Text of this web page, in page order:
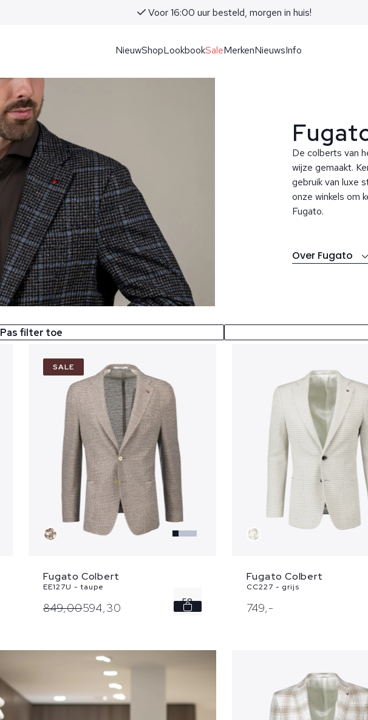
Voor 16:00 uur besteld, morgen in huis!
NieuwShopLookbookSaleMerkenNieuwsInfo
De colberts van
wijze gemaakt.
gebruik van luxe
onze winkels om
Fugato.
Over Fugato
Pas filter toe
SALE
Fugato Colbert
EE127U - taupe
849,00594,30 58
Fugato Colbert
CC227 - grijs
749,-